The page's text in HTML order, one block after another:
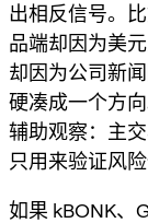
出相反信号。
品端却因为美
却因为公司新
硬凑成一个方
辅助观察：主
只用来验证风
如果 kBONK、